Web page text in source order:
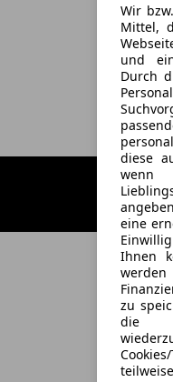
Wir
Mittel,
und
Durch
diese
wenn
eine
Ihnen
zu
die